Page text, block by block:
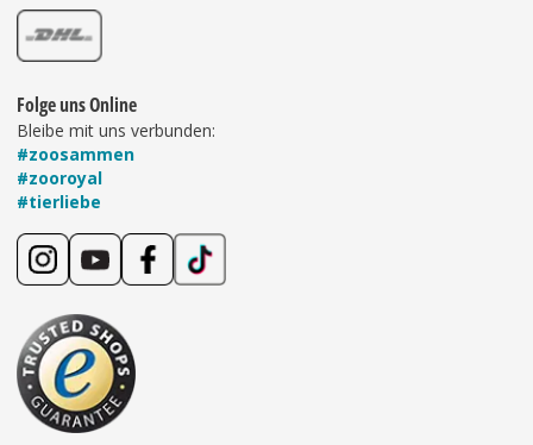
Folge uns Online
Bleibe mit uns verbunden:
#zoosammen
#zooroyal
#tierliebe